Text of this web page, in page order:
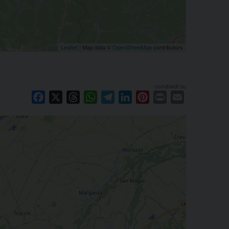
Leaflet | Map data © OpenStreetMap contributors
condividi su
Facebook ThreadsWhatsAppTelegramLinkedIn